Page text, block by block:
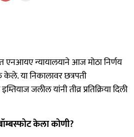
एनआयए न्यायालयाने आज मोठा निर्णय
केले. या निकालावर छत्रपती
जलील यांनी तीव्र प्रतिक्रिया दिली
बॉम्बस्फोट केला कोणी?